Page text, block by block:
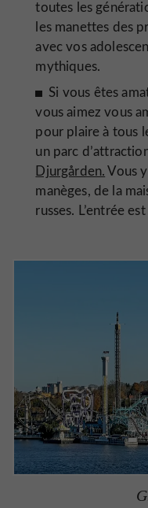
toutes les
les manettes des
avec vos
mythiques.
Si vous êtes
vous aimez vous
pour plaire à tous
un parc
Djurgården.Vous
manèges, de la
russes. L’entrée